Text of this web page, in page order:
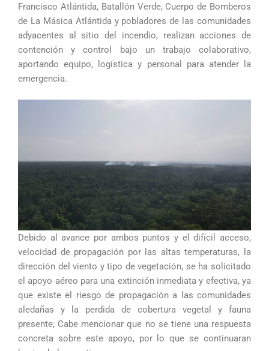
Francisco Atlántida, Batallón Verde, Cuerpo de Bomberos
de La Másica Atlántida y pobladores de las comunidades
adyacentes al sitio del incendio, realizan acciones de
contención y control bajo un trabajo colaborativo,
aportando equipo, logística y personal para atender la
emergencia.
Debido al avance por ambos puntos y el difícil acceso,
velocidad de propagación por las altas temperaturas, la
dirección del viento y tipo de vegetación, se ha solicitado
el apoyo aéreo para una extinción inmediata y efectiva, ya
que existe el riesgo de propagación a las comunidades
aledañas y la perdida de cobertura vegetal y fauna
presente; Cabe mencionar que no se tiene una respuesta
concreta sobre este apoyo, por lo que se continuaran